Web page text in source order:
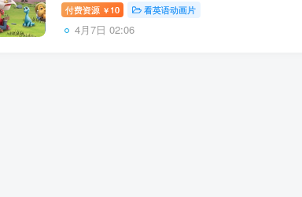
付费资源 ￥ 10 看英语动画片
4月7日 02:06